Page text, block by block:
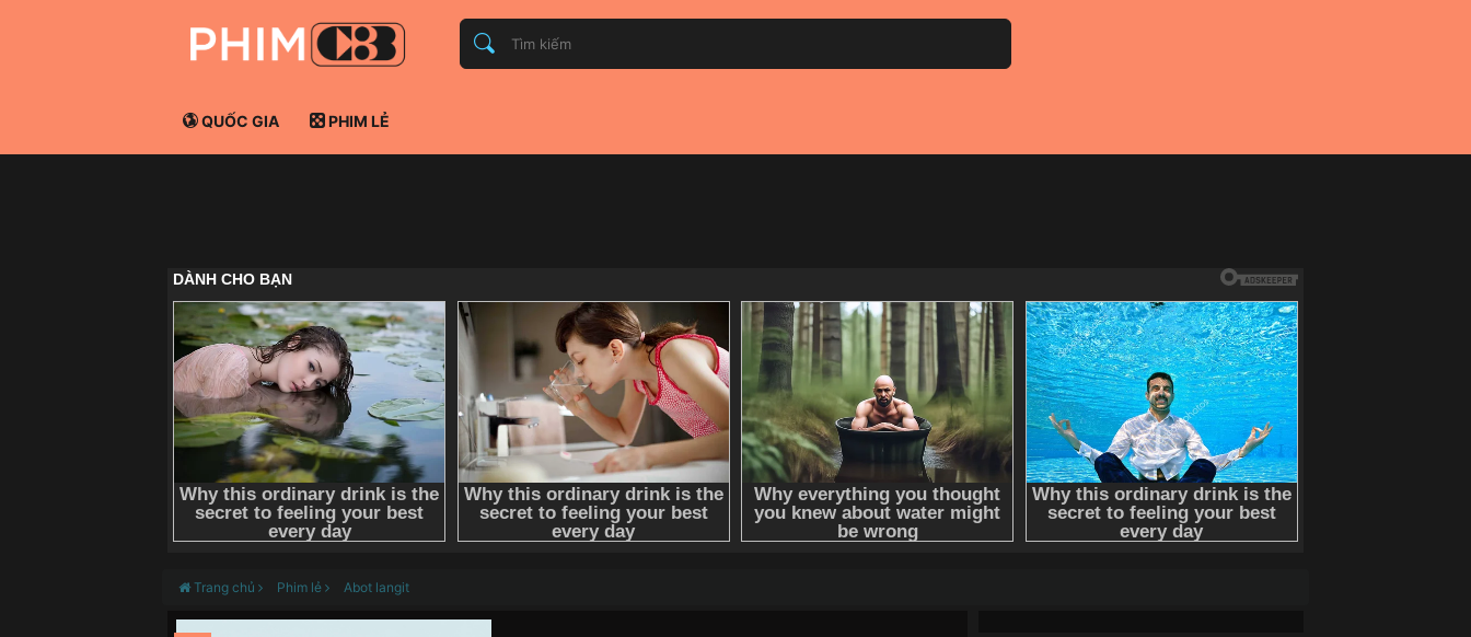
QUỐC GIA PHIM LẺ
Trang chủ Phim lẻ Abot langit